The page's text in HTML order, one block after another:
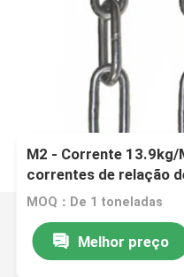
M2 - Corrente
correntes de relação
MOQ：De 1 toneladas
Melhor preço